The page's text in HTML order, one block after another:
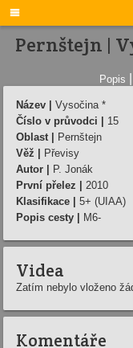

Pernštejn |
Popis
Název |
Vysočina *
Číslo v průvodci |
15
Oblast |
Pernštejn
Věž |
Převisy
Autor |
P. Jonák
První přelez |
2010
Klasifikace |
5+ (UIAA)
Popis cesty |
M6-
Videa
Zatím nebylo vloženo
Komentáře